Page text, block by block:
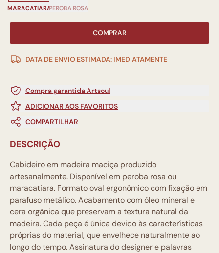
MARACATIARAPEROBA ROSA
COMPRAR
DATA DE ENVIO ESTIMADA: IMEDIATAMENTE
Compra garantida Artsoul
ADICIONAR AOS FAVORITOS
COMPARTILHAR
DESCRIÇÃO
Cabideiro em madeira maciça produzido
artesanalmente. Disponível em peroba rosa ou
maracatiara. Formato oval ergonômico com fixação em
parafuso metálico. Acabamento com óleo mineral e
cera orgânica que preservam a textura natural da
madeira. Cada peça é única devido às características
próprias do material, que envelhece naturalmente ao
longo do tempo. Assinatura do designer e palavras